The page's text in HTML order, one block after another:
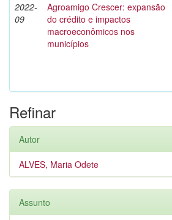
2022-
09
Agroamigo Crescer: expansão
do crédito e impactos
macroeconômicos nos
municípios
Refinar
Autor
ALVES, Maria Odete
Assunto